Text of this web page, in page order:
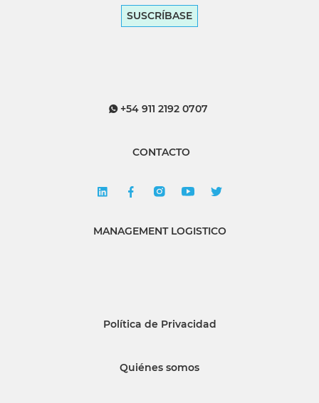
SUSCRÍBASE
+54 911 2192 0707
CONTACTO
MANAGEMENT LOGISTICO
Política de Privacidad
Quiénes somos